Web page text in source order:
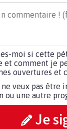
moi si cette
et comment je
ouvertures et
ne veux pas être
ou une autre
Je